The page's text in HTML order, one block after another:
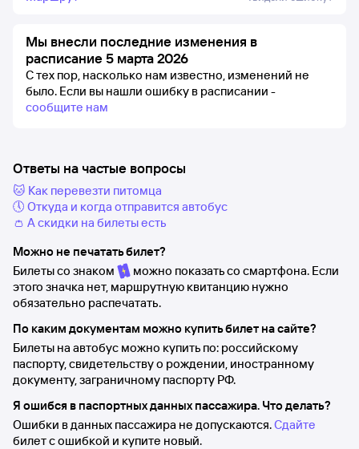
Мы внесли последние изменения в
расписание 5 марта 2026
С тех пор, насколько нам известно, изменений не
было. Если вы нашли ошибку в расписании -
сообщите нам
Ответы на частые вопросы
🐱 Как перевезти питомца
🕔 Откуда и когда отправится автобус
👛 А скидки на билеты есть
Можно не печатать билет?
Билеты со знаком
можно показать со смартфона. Если
этого значка нет, маршрутную квитанцию нужно
обязательно распечатать.
По каким документам можно купить билет на сайте?
Билеты на автобус можно купить по: российскому
паспорту, свидетельству о рождении, иностранному
документу, заграничному паспорту РФ.
Я ошибся в паспортных данных пассажира. Что делать?
Ошибки в данных пассажира не допускаются.Сдайте
билет с ошибкой и купите новый.